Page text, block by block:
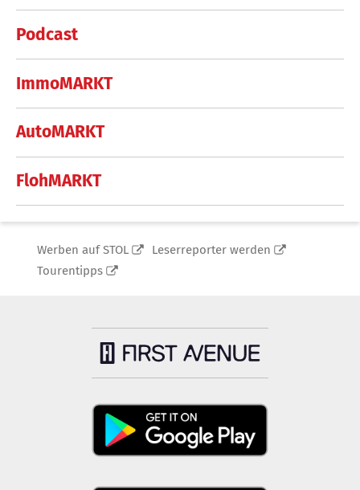
Podcast
ImmoMARKT
AutoMARKT
FlohMARKT
Werben auf STOL
Leserreporter werden
Tourentipps